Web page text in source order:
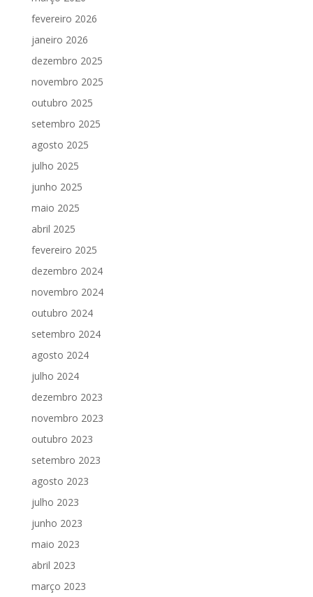
fevereiro 2026
janeiro 2026
dezembro 2025
novembro 2025
outubro 2025
setembro 2025
agosto 2025
julho 2025
junho 2025
maio 2025
abril 2025
fevereiro 2025
dezembro 2024
novembro 2024
outubro 2024
setembro 2024
agosto 2024
julho 2024
dezembro 2023
novembro 2023
outubro 2023
setembro 2023
agosto 2023
julho 2023
junho 2023
maio 2023
abril 2023
março 2023